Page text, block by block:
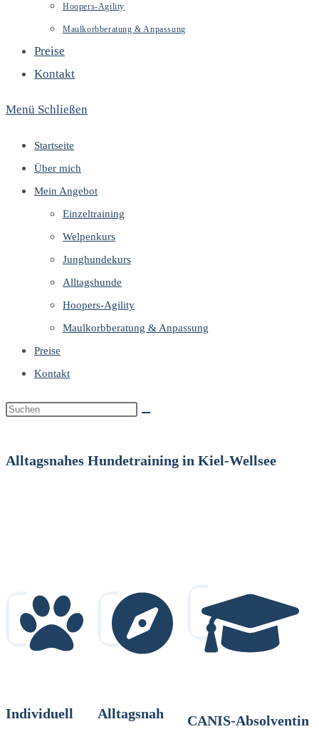
Hoopers-Agility
Maulkorbberatung & Anpassung
Preise
Kontakt
Menü Schließen
Startseite
Über mich
Mein Angebot
Einzeltraining
Welpenkurs
Junghundekurs
Alltagshunde
Hoopers-Agility
Maulkorbberatung & Anpassung
Preise
Kontakt
Alltagsnahes Hundetraining in Kiel-Wellsee
Individuell Alltagsnah CANIS-Absolventin